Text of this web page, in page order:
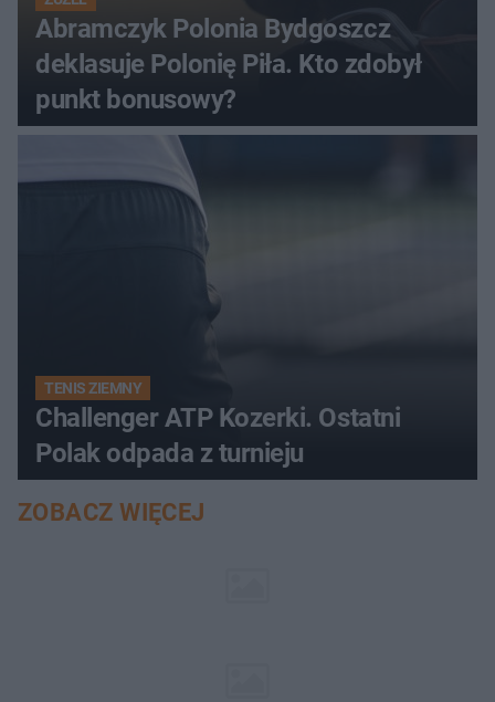
Abramczyk Polonia Bydgoszcz
deklasuje Polonię Piła. Kto zdobył
punkt bonusowy?
TENIS ZIEMNY
Challenger ATP Kozerki. Ostatni
Polak odpada z turnieju
ZOBACZ WIĘCEJ